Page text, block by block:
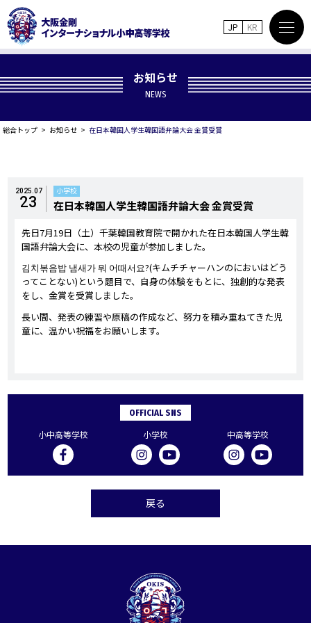
お知らせ
NEWS
総合トップ お知らせ 在日本韓国人学生韓国語弁論大会 金賞受賞
JP KR
2025.07
23
小学校
在日本韓国人学生韓国語弁論大会 金賞受賞
先日7月19日（土）千葉韓国教育院で開かれた在日本韓国人学生韓
国語弁論大会に、本校の児童が参加しました。
김치볶음밥 냄새가 뭐 어때서요?(キムチチャーハンのにおいはどう
ってことない)という題目で、自身の体験をもとに、独創的な発表
をし、金賞を受賞しました。
長い間、発表の練習や原稿の作成など、努力を積み重ねてきた児
童に、温かい祝福をお願いします。
OFFICIAL SNS
小中高等学校 小学校 中高等学校
戻る